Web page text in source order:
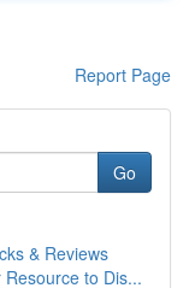
Report Page
Go
& Reviews
to Dis...